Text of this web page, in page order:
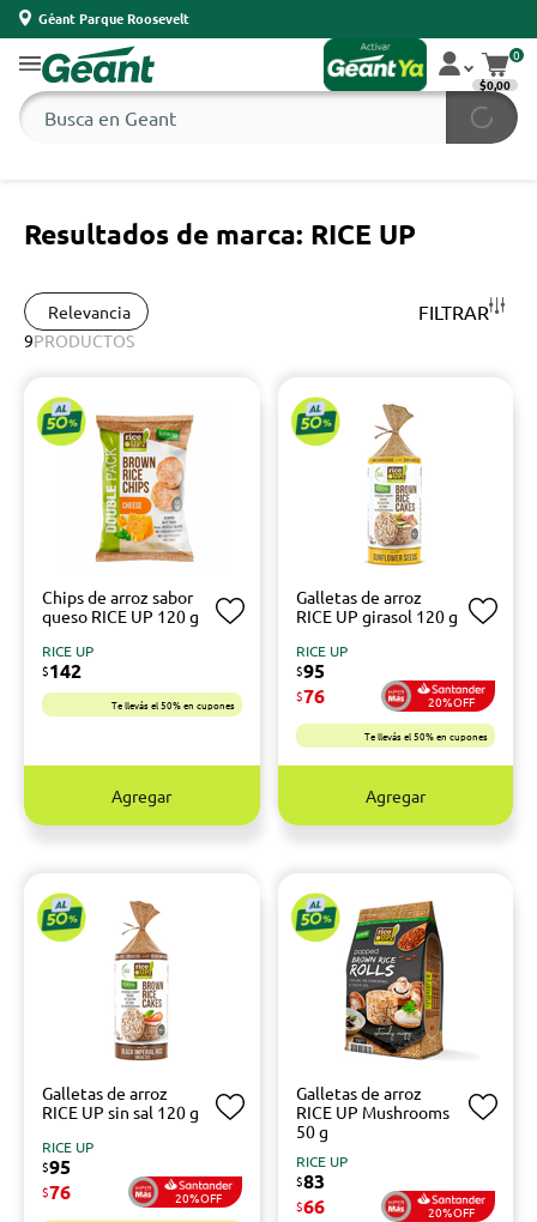
Géant Parque Roosevelt
0
$0,00
Resultados de marca: RICE UP
Relevancia FILTRAR
9PRODUCTOS
Chips de arroz sabor
queso RICE UP 120 g
RICE UP
$142
Te llevás el 50% en cupones
Agregar
Galletas de arroz
RICE UP girasol 120 g
RICE UP
$95
$76 20%OFF
Te llevás el 50% en cupones
Agregar
Galletas de arroz
RICE UP sin sal 120 g
RICE UP
$95
$76 20%OFF
Galletas de arroz
RICE UP Mushrooms
50 g
RICE UP
$83
$66 20%OFF